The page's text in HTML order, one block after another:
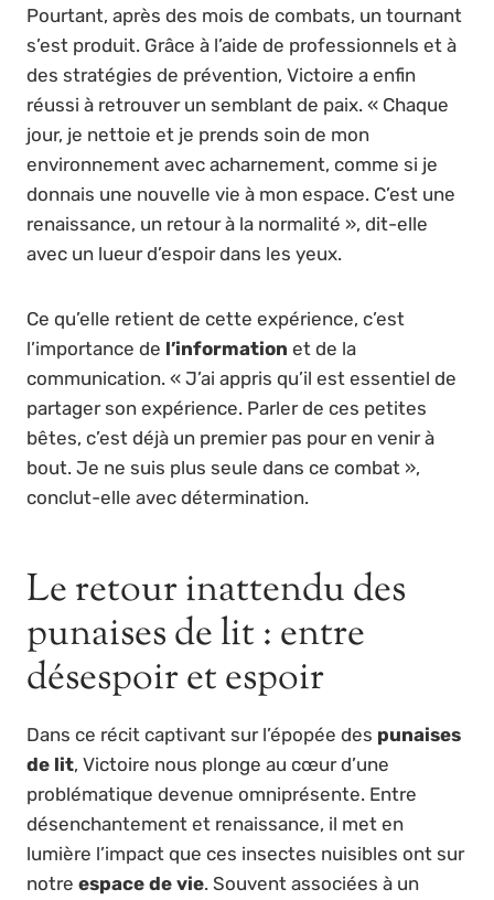
Pourtant, après des mois de combats, un tournant
s’est produit. Grâce à l’aide de professionnels et à
des stratégies de prévention, Victoire a enfin
réussi à retrouver un semblant de paix. « Chaque
jour, je nettoie et je prends soin de mon
environnement avec acharnement, comme si je
donnais une nouvelle vie à mon espace. C’est une
renaissance, un retour à la normalité », dit-elle
avec un lueur d’espoir dans les yeux.
Ce qu’elle retient de cette expérience, c’est
l’importance de l’information et de la
communication. « J’ai appris qu’il est essentiel de
partager son expérience. Parler de ces petites
bêtes, c’est déjà un premier pas pour en venir à
bout. Je ne suis plus seule dans ce combat »,
conclut-elle avec détermination.
Le retour inattendu des
punaises de lit : entre
désespoir et espoir
Dans ce récit captivant sur l’épopée des punaises
de lit, Victoire nous plonge au cœur d’une
problématique devenue omniprésente. Entre
désenchantement et renaissance, il met en
lumière l’impact que ces insectes nuisibles ont sur
notre espace de vie. Souvent associées à un